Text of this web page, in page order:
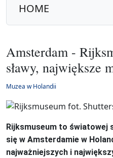
HOME
Amsterdam -
sławy, największe
Muzea w Holandii
Rijksmuseum to światowej
się w Amsterdamie w
najważniejszych i